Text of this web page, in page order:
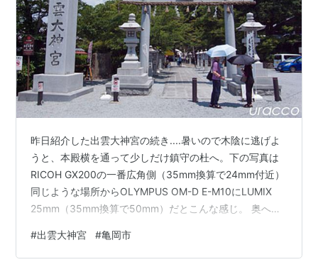
昨日紹介した出雲大神宮の続き....暑いので木陰に逃げよ
うと、本殿横を通って少しだけ鎮守の杜へ。下の写真は
RICOH GX200の一番広角側（35mm換算で24mm付近）
同じような場所からOLYMPUS OM-D E-M10にLUMIX
25mm（35mm換算で50mm）だとこんな感じ。 奥へ進
くら）」 その横には....いつ行ってもうまく撮れない「み
かげの滝」 さらに滝のすぐ横にある「稲荷社」....この辺
#出雲大神宮 #亀岡市